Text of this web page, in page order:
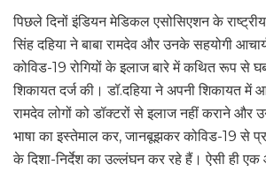
पिछले दिनों इंडियन मेडिकल एसोसिएशन के
सिंह दहिया ने बाबा रामदेव और उनके सहयोगी
कोविड-19 रोगियों के इलाज बारे में कथित रूप से
शिकायत दर्ज की। डॉ.दहिया ने अपनी शिकायत में
रामदेव लोगों को डॉक्टरों से इलाज नहीं कराने
भाषा का इस्तेमाल कर, जानबूझकर कोविड-19 से
के दिशा-निर्देश का उल्लंघन कर रहे हैं। ऐसी ही